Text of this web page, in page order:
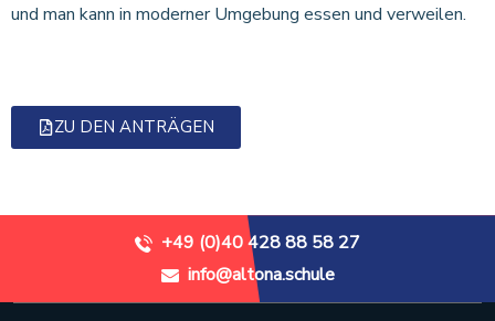
und man kann in moderner Umgebung essen und verweilen.
ZU DEN ANTRÄGEN
+49 (0)40 428 88 58 27
info@altona.schule